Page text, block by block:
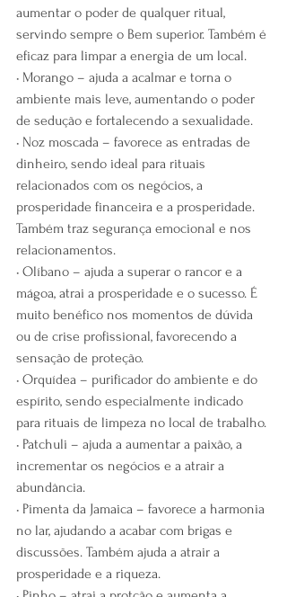
aumentar o poder de qualquer ritual,
servindo sempre o Bem superior. Também é
eficaz para limpar a energia de um local.
• Morango – ajuda a acalmar e torna o
ambiente mais leve, aumentando o poder
de sedução e fortalecendo a sexualidade.
• Noz moscada – favorece as entradas de
dinheiro, sendo ideal para rituais
relacionados com os negócios, a
prosperidade financeira e a prosperidade.
Também traz segurança emocional e nos
relacionamentos.
• Olíbano – ajuda a superar o rancor e a
mágoa, atrai a prosperidade e o sucesso. É
muito benéfico nos momentos de dúvida
ou de crise profissional, favorecendo a
sensação de proteção.
• Orquídea – purificador do ambiente e do
espírito, sendo especialmente indicado
para rituais de limpeza no local de trabalho.
• Patchuli – ajuda a aumentar a paixão, a
incrementar os negócios e a atrair a
abundância.
• Pimenta da Jamaica – favorece a harmonia
no lar, ajudando a acabar com brigas e
discussões. Também ajuda a atrair a
prosperidade e a riqueza.